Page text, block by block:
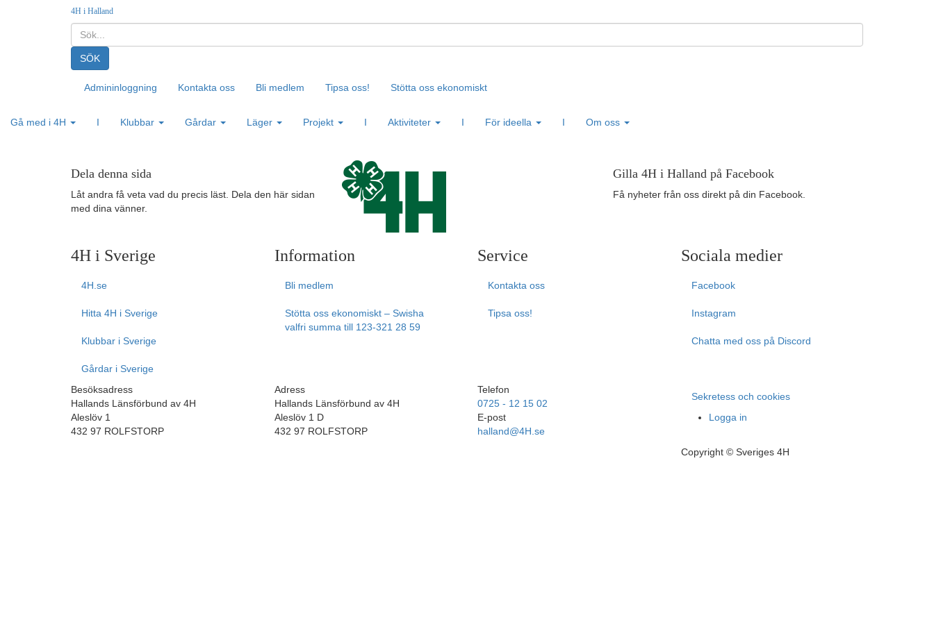
4H i Halland
Admininloggning Kontakta oss Bli medlem Tipsa oss! Stötta oss ekonomiskt
Gå med i 4H I Klubbar Gårdar Läger Projekt I Aktiviteter I För ideella I Om oss
Dela denna sida
Låt andra få veta vad du precis läst. Dela den här sidan
med dina vänner.
Gilla 4H i Halland på Facebook
Få nyheter från oss direkt på din Facebook.
4H i Sverige
4H.se
Hitta 4H i Sverige
Klubbar i Sverige
Gårdar i Sverige
Information
Bli medlem
Stötta oss ekonomiskt – Swisha
valfri summa till 123-321 28 59
Service
Kontakta oss
Tipsa oss!
Sociala medier
Facebook
Instagram
Chatta med oss på Discord
Besöksadress
Hallands Länsförbund av 4H
Aleslöv 1
432 97 ROLFSTORP
Adress
Hallands Länsförbund av 4H
Aleslöv 1 D
432 97 ROLFSTORP
Telefon
0725 - 12 15 02
E-post
halland@4H.se
Sekretess och cookies
Logga in
Copyright © Sveriges 4H